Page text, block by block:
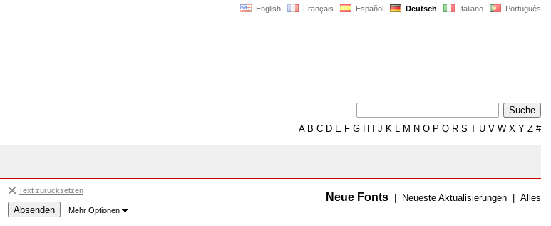
English Français Español Deutsch Italiano Português
AB C D E F G H J K L M N O P Q R S T U V W X Y Z #
Text zurücksetzen
Mehr Optionen
Neue Fonts Neueste Aktualisierungen Alles